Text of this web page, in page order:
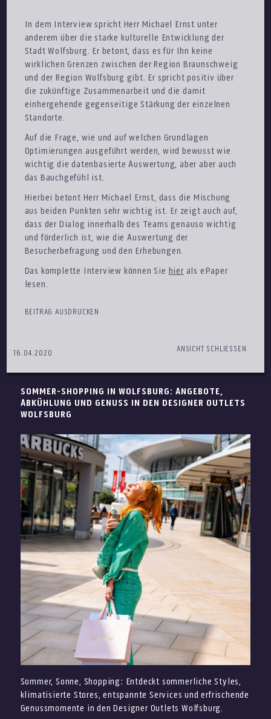
16.04.2020
In dem Interview spricht Herr Michael Ernst unter
anderem über die starke kulturelle Entwicklung der
Stadt Wolfsburg. Er betont, dass es für Ihn keine
wirklichen Grenzen zwischen der Region Braunschweig
und der Region Wolfsburg gibt. Er spricht positiv über
die zukünftige Zusammenarbeit und die damit
einhergehende gegenseitige Stärkung der einzelnen
Standorte.
Auf die Frage, wie und auf welchen Grundlagen
Optimierungen ausgeführt werden, wird bewusst wie
wichtig die datenbasierte Auswertung, aber aber auch
das Bauchgefühl ist.
Hierbei betont Herr Michael Ernst, dass die Mischung
aus beiden Punkten sehr wichtig ist. Er zeigt auch auf,
dass der Dialog innerhalb des Teams genauso wichtig
und förderlich ist, wie die Auswertung der
Besucherbefragung und den Erhebungen.
Das komplette Interview können Sie hier als ePaper
lesen.
BEITRAG AUSDRUCKEN
ANSICHT SCHLIESSEN
SOMMER-SHOPPING IN WOLFSBURG: ANGEBOTE,
ABKÜHLUNG UND GENUSS IN DEN DESIGNER OUTLETS
WOLFSBURG
Sommer, Sonne, Shopping: Entdeckt sommerliche Styles,
klimatisierte Stores, entspannte Services und erfrischende
Genussmomente in den Designer Outlets Wolfsburg.